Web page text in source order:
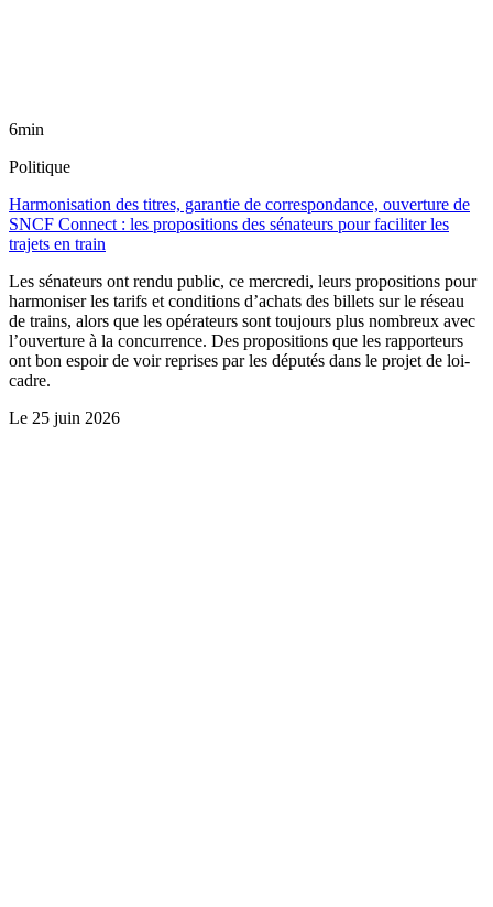
6min
Politique
Harmonisation des titres, garantie de correspondance, ouverture de
SNCF Connect : les propositions des sénateurs pour faciliter les
trajets en train
Les sénateurs ont rendu public, ce mercredi, leurs propositions pour
harmoniser les tarifs et conditions d’achats des billets sur le réseau
de trains, alors que les opérateurs sont toujours plus nombreux avec
l’ouverture à la concurrence. Des propositions que les rapporteurs
ont bon espoir de voir reprises par les députés dans le projet de loi-
cadre.
Le 25 juin 2026